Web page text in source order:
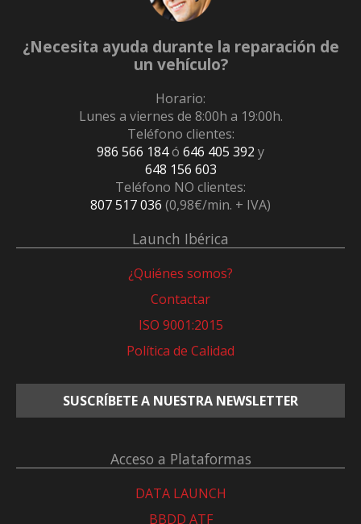
¿Necesita ayuda durante la reparación de
un vehículo?
Horario:
Lunes a viernes de 8:00h a 19:00h.
Teléfono clientes:
986 566 184ó 646 405 392 y
648 156 603
Teléfono NO clientes:
807 517 036 (0,98€/min. + IVA)
Launch Ibérica
¿Quiénes somos?
Contactar
ISO 9001:2015
Política de Calidad
SUSCRÍBETE A NUESTRA NEWSLETTER
Acceso a Plataformas
DATA LAUNCH
BBDD ATF